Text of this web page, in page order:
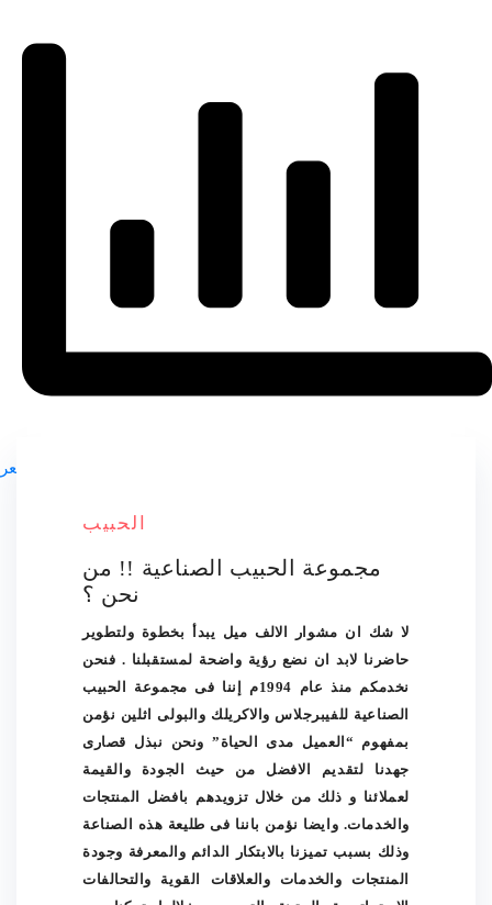
الحبيب
مجموعة الحبيب الصناعية !! من
نحن ؟
لا شك ان مشوار الالف ميل يبدأ بخطوة ولتطوير
حاضرنا لابد ان نضع رؤية واضحة لمستقبلنا . فنحن
نخدمكم منذ عام 1994م إننا فى مجموعة الحبيب
الصناعية للفيبرجلاس والاكريلك والبولى اثلين نؤمن
بمفهوم “العميل مدى الحياة” ونحن نبذل قصارى
جهدنا لتقديم الافضل من حيث الجودة والقيمة
لعملائنا و ذلك من خلال تزويدهم بافضل المنتجات
والخدمات. وايضا نؤمن باننا فى طليعة هذه الصناعة
وذلك بسبب تميزنا بالابتكار الدائم والمعرفة وجودة
المنتجات والخدمات والعلاقات القوية والتحالفات